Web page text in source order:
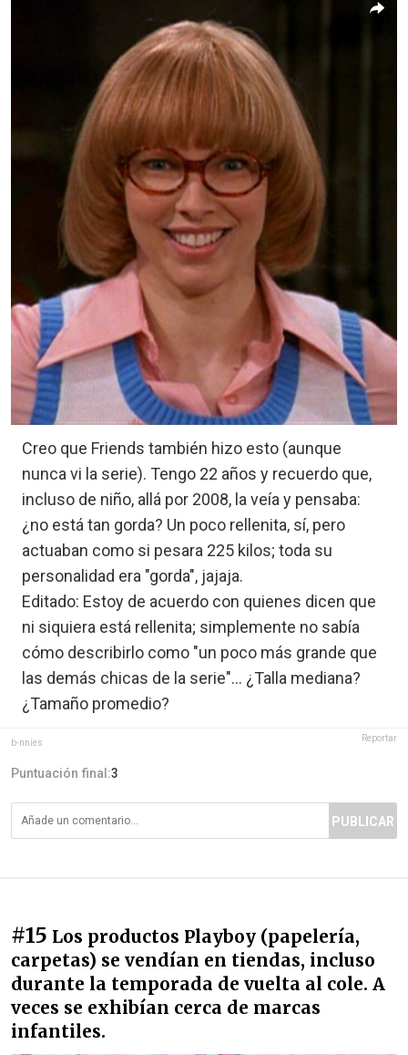
Creo que Friends también hizo esto (aunque
nunca vi la serie). Tengo 22 años y recuerdo que,
incluso de niño, allá por 2008, la veía y pensaba:
¿no está tan gorda? Un poco rellenita, sí, pero
actuaban como si pesara 225 kilos; toda su
personalidad era "gorda", jajaja.
Editado: Estoy de acuerdo con quienes dicen que
ni siquiera está rellenita; simplemente no sabía
cómo describirlo como "un poco más grande que
las demás chicas de la serie"... ¿Talla mediana?
¿Tamaño promedio?
b-nnies Reportar
Puntuación final:3
PUBLICAR
#15 Los productos Playboy (papelería,
carpetas) se vendían en tiendas, incluso
durante la temporada de vuelta al cole. A
veces se exhibían cerca de marcas
infantiles.